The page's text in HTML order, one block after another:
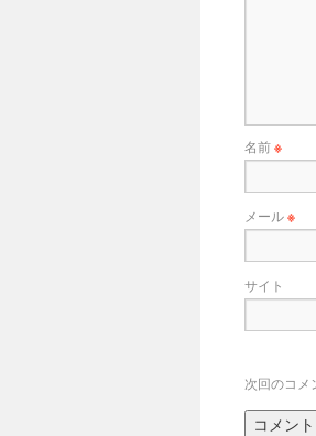
名前※
メール※
サイト
次回のコメ